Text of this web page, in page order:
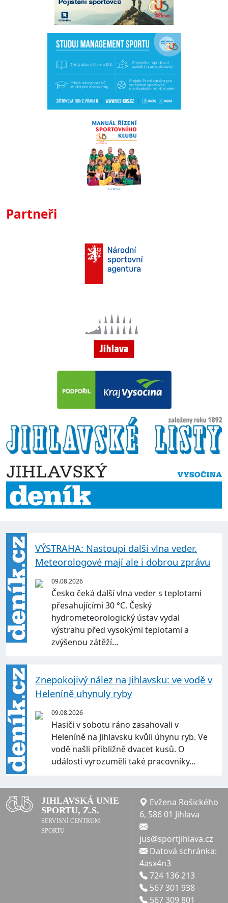
Partneři
VÝSTRAHA: Nastoupí další vlna veder.
Meteorologové mají ale i dobrou zprávu
09.08.2026
Česko čeká další vlna veder s teplotami
přesahujícími 30 °C. Český
hydrometeorologický ústav vydal
výstrahu před vysokými teplotami a
zvýšenou zátěží…
Znepokojivý nález na Jihlavsku: ve vodě v
Heleníně uhynuly ryby
09.08.2026
Hasiči v sobotu ráno zasahovali v
Heleníně na Jihlavsku kvůli úhynu ryb. Ve
vodě našli přibližně dvacet kusů. O
události vyrozuměli také pracovníky…
JIHLAVSKÁ UNIE
SPORTU, Z.S.
SERVISNÍ CENTRUM
SPORTU
Evžena Rošického
6, 586 01 Jihlava
jus@sportjihlava.cz
Datová schránka:
4asx4n3
724 136 213
567 301 938
567 309 801